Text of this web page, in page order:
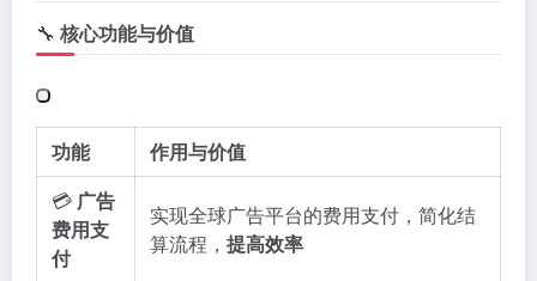
🔧 核心功能与价值
功能
作用与价值
💳 广告
费用支
付
实现全球广告平台的费用支付，简化结
算流程， 提高效率